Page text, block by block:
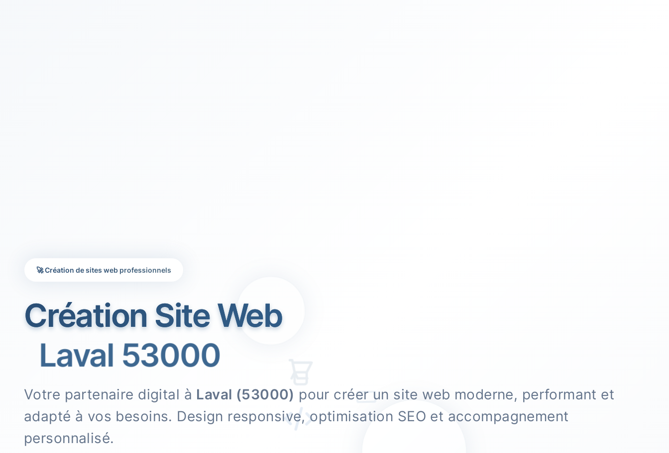
🚀 Création de sites web professionnels
Création Site Web
Laval 53000
Votre partenaire digital à Laval (53000) pour créer un site web moderne, performant et
adapté à vos besoins. Design responsive, optimisation SEO et accompagnement
personnalisé.